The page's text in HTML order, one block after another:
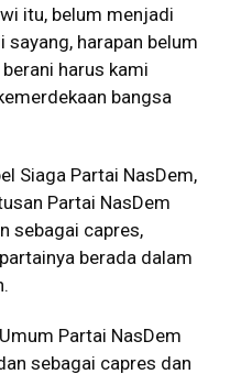
itu, belum menjadi
sayang, harapan belum
harus kami
bangsa
Siaga Partai NasDem,
Partai NasDem
sebagai capres,
berada dalam
Partai NasDem
sebagai capres dan